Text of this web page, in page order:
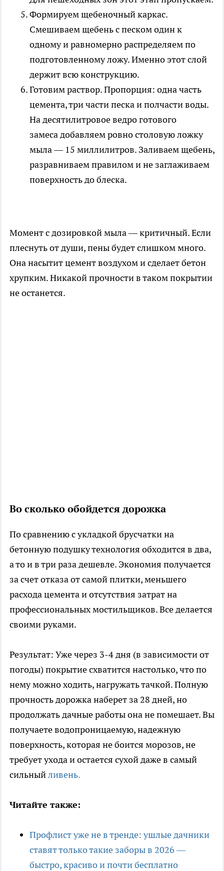
Формируем щебеночный каркас.
Смешиваем щебень с песком один к
одному и равномерно распределяем по
подготовленному ложу. Именно этот слой
держит всю конструкцию.
Готовим раствор. Пропорция: одна часть
цемента, три части песка и полчасти воды.
На десятилитровое ведро готового
замеса добавляем ровно столовую ложку
мыла — 15 миллилитров. Заливаем щебень,
разравниваем правилом и не заглаживаем
поверхность до блеска.
Момент с дозировкой мыла — критичный. Если
плеснуть от души, пены будет слишком много.
Она насытит цемент воздухом и сделает бетон
хрупким. Никакой прочности в таком покрытии
не останется.
Во сколько обойдется дорожка
По сравнению с укладкой брусчатки на
бетонную подушку технология обходится в два,
а то и в три раза дешевле. Экономия получается
за счет отказа от самой плитки, меньшего
расхода цемента и отсутствия затрат на
профессиональных мостильщиков. Все делается
своими руками.
Результат: Уже через 3-4 дня (в зависимости от
погоды) покрытие схватится настолько, что по
нему можно ходить, нагружать тачкой. Полную
прочность дорожка наберет за 28 дней, но
продолжать дачные работы она не помешает. Вы
получаете водопроницаемую, надежную
поверхность, которая не боится морозов, не
требует ухода и остается сухой даже в самый
сильныйливень.
Читайте также:
Профлист уже не в тренде: ушлые дачники
ставят только такие заборы в 2026 —
быстро, красиво и почти бесплатно